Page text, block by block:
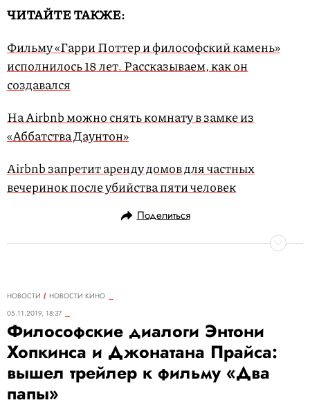
ЧИТАЙТЕ ТАКЖЕ:
Фильму «Гарри Поттер и философский камень»
исполнилось 18 лет. Рассказываем, как он
создавался
На A‌i‌r‌b‌n‌b можно снять комнату в замке из
«Аббатства Даунтон»
Airbnb запретит аренду домов для частных
вечеринок после убийства пяти человек
Поделиться
НОВОСТИ
НОВОСТИ КИНО
05.11.2019, 18:37
Философские диалоги Энтони
Хопкинса и Джонатана Прайса:
вышел трейлер к фильму «Два
папы»